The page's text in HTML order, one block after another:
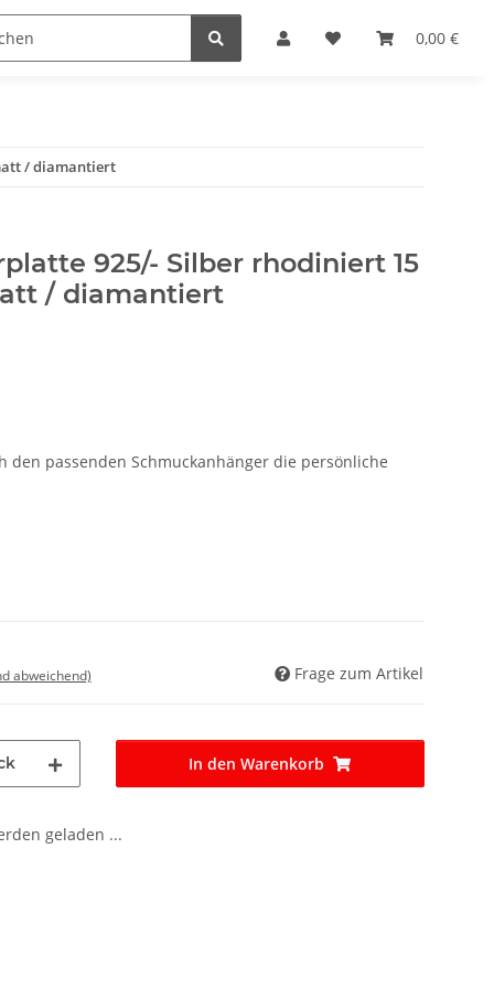
0,00 €
/ diamantiert
925/- Silber rhodiniert 15
/ diamantiert
den passenden Schmuckanhänger die persönliche
abweichend) Frage zum Artikel
In den Warenkorb
geladen ...